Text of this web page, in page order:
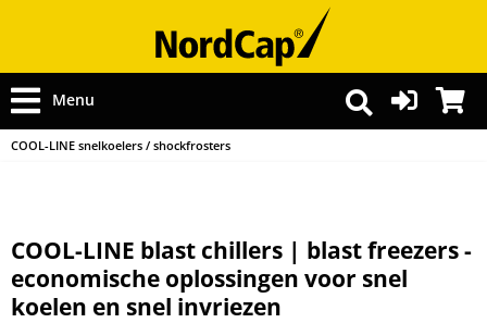
Menu
COOL-LINE snelkoelers / shockfrosters
COOL-LINE blast chillers | blast freezers -
economische oplossingen voor snel
koelen en snel invriezen